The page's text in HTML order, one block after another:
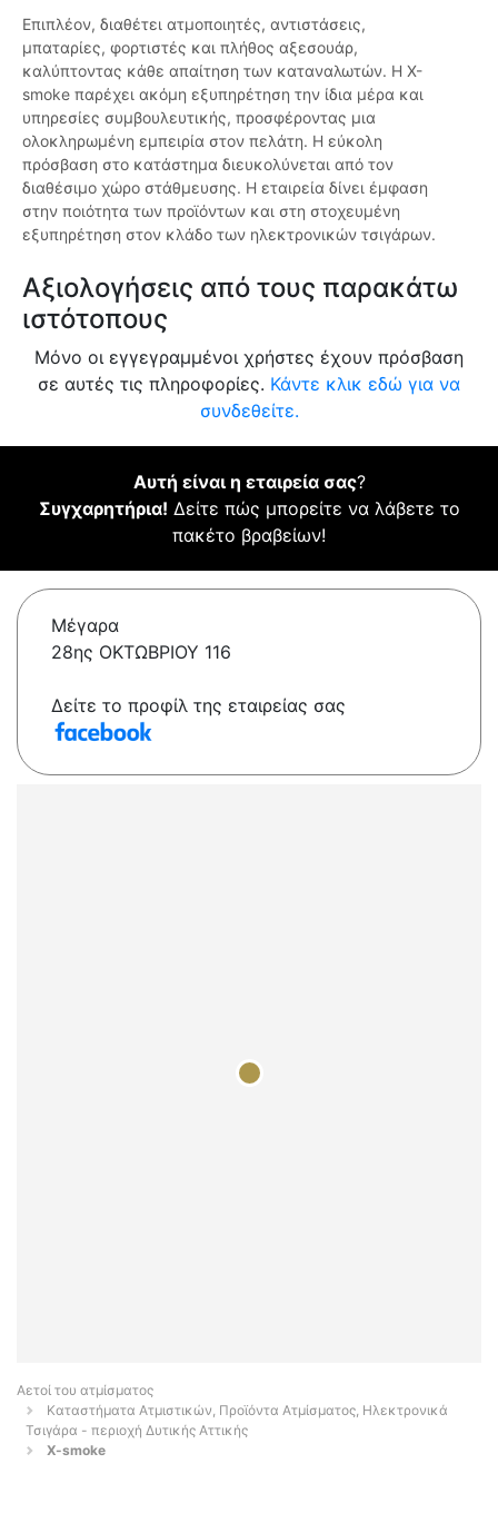
Επιπλέον, διαθέτει ατμοποιητές, αντιστάσεις,
μπαταρίες, φορτιστές και πλήθος αξεσουάρ,
καλύπτοντας κάθε απαίτηση των καταναλωτών. Η X-
smoke παρέχει ακόμη εξυπηρέτηση την ίδια μέρα και
υπηρεσίες συμβουλευτικής, προσφέροντας μια
ολοκληρωμένη εμπειρία στον πελάτη. Η εύκολη
πρόσβαση στο κατάστημα διευκολύνεται από τον
διαθέσιμο χώρο στάθμευσης. Η εταιρεία δίνει έμφαση
στην ποιότητα των προϊόντων και στη στοχευμένη
εξυπηρέτηση στον κλάδο των ηλεκτρονικών τσιγάρων.
Αξιολογήσεις από τους παρακάτω
ιστότοπους
Μόνο οι εγγεγραμμένοι χρήστες έχουν πρόσβαση
σε αυτές τις πληροφορίες. Κάντε κλικ εδώ για να
συνδεθείτε.
Αυτή είναι η εταιρεία σας?
Συγχαρητήρια! Δείτε πώς μπορείτε να λάβετε το
πακέτο βραβείων!
Μέγαρα
28ης ΟΚΤΩΒΡΙΟΥ 116
Δείτε το προφίλ της εταιρείας σας
Αετοί του ατμίσματος
Καταστήματα Ατμιστικών, Προϊόντα Ατμίσματος, Ηλεκτρονικά
Τσιγάρα - περιοχή Δυτικής Αττικής
X-smoke